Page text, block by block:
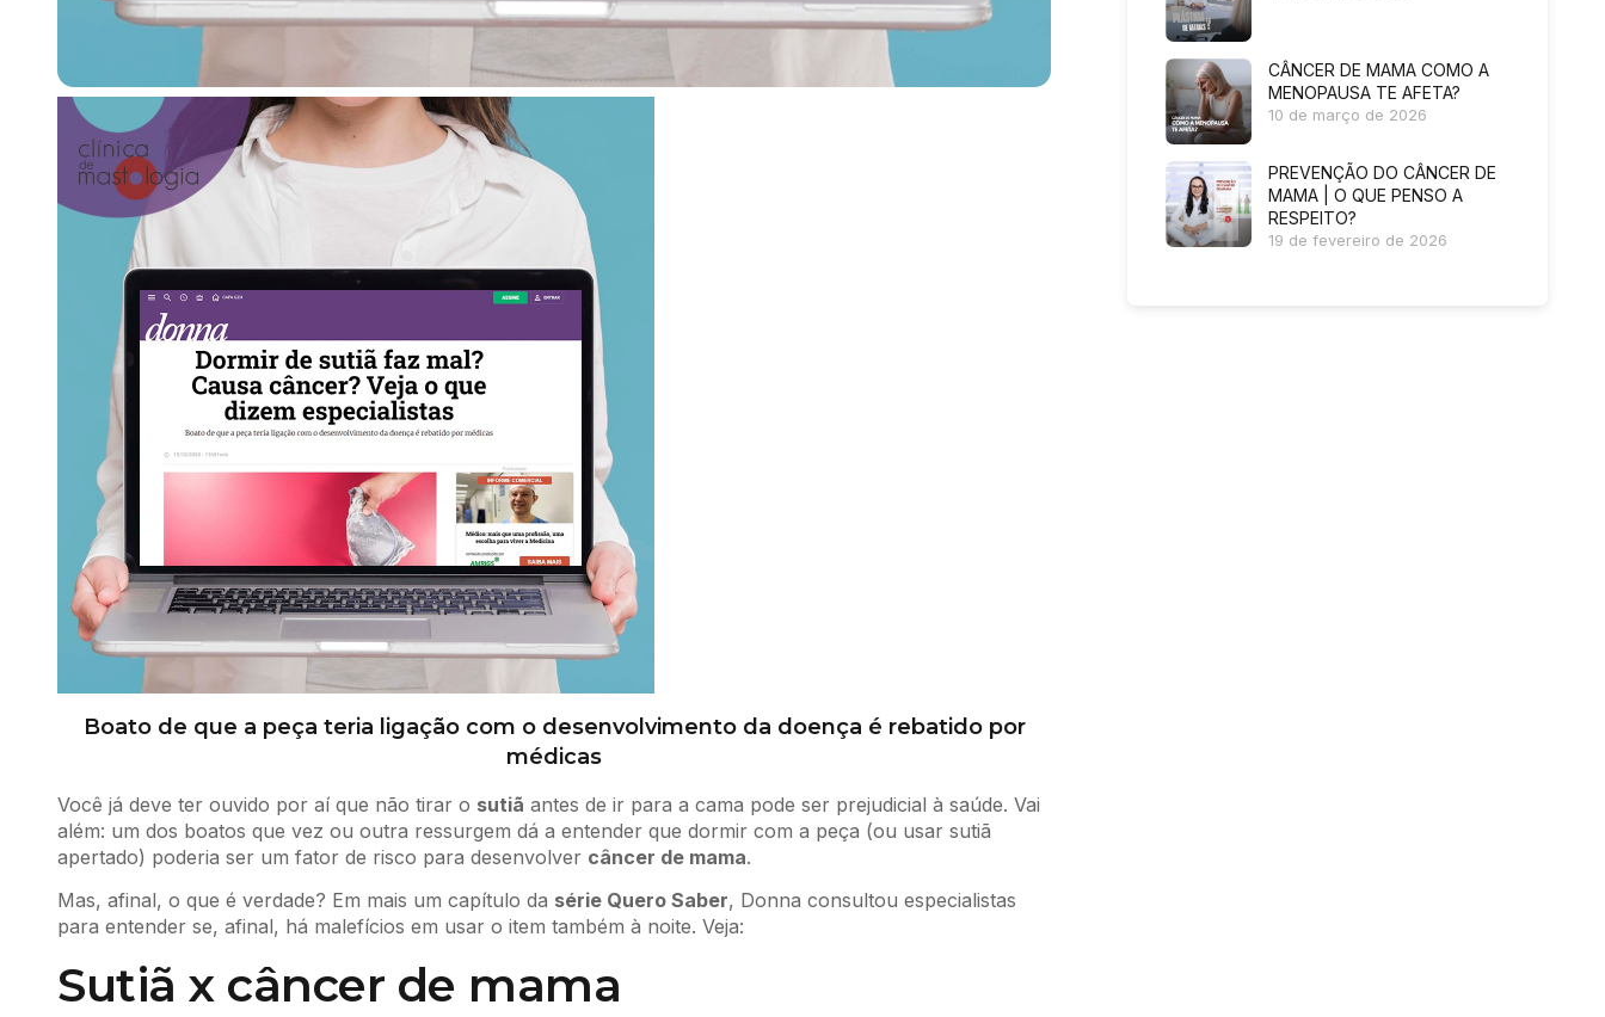
Boato de que a peça teria ligação com o desenvolvimento da doença é rebatido por
médicas
Você já deve ter ouvido por aí que não tirar o sutiã antes de ir para a cama pode ser prejudicial à saúde. Vai
além: um dos boatos que vez ou outra ressurgem dá a entender que dormir com a peça (ou usar sutiã
apertado) poderia ser um fator de risco para desenvolver câncer de mama.
Mas, afinal, o que é verdade? Em mais um capítulo da série Quero Saber, Donna consultou especialistas
para entender se, afinal, há malefícios em usar o item também à noite. Veja:
Sutiã x câncer de mama
CÂNCER DE MAMA COMO A
MENOPAUSA TE AFETA?
10 de março de 2026
PREVENÇÃO DO CÂNCER DE
MAMA | O QUE PENSO A
RESPEITO?
19 de fevereiro de 2026